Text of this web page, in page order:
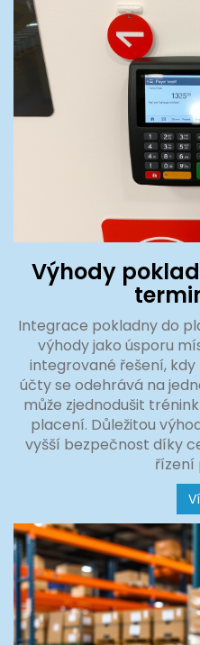
Výhody
Integrace pokladny do
výhody jako úsporu
integrované řešení,
účty se odehrává na
může zjednodušit
placení. Důležitou
vyšší bezpečnost díky
řízení